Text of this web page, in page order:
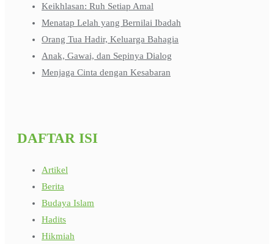
Keikhlasan: Ruh Setiap Amal
Menatap Lelah yang Bernilai Ibadah
Orang Tua Hadir, Keluarga Bahagia
Anak, Gawai, dan Sepinya Dialog
Menjaga Cinta dengan Kesabaran
DAFTAR ISI
Artikel
Berita
Budaya Islam
Hadits
Hikmiah